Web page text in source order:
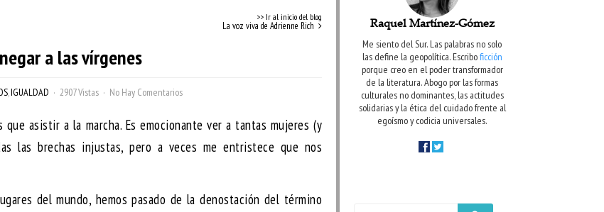
>> Ir al inicio del blog
La voz viva de Adrienne Rich
a las vírgenes
,IGUALDAD 2907 Vistas No Hay Comentarios
asistir a la marcha. Es emocionante ver a tantas mujeres (y
las brechas injustas, pero a veces me entristece que nos
del mundo, hemos pasado de la denostación del término
Raquel Martínez-Gómez
Me siento del Sur. Las palabras no solo
las define la geopolítica. Escriboficción
porque creo en el poder transformador
de la literatura. Abogo por las formas
culturales no dominantes, las actitudes
solidarias y la ética del cuidado frente al
egoísmo y codicia universales.